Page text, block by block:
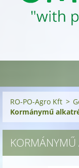
RO-PO-Agro Kft >
Kormánymű
KORMÁNYMŰ